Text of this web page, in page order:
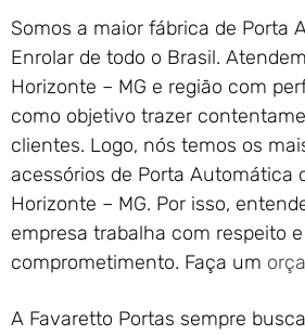
Enrolar
Portão
RJ
Somos a maior fábrica de Porta
Enrolar de todo o Brasil.
Horizonte – MG e região com
como objetivo trazer
clientes. Logo, nós temos os
acessórios de Porta Automática
Horizonte – MG. Por isso,
empresa trabalha com respeito e
comprometimento. Faça um
A Favaretto Portas sempre